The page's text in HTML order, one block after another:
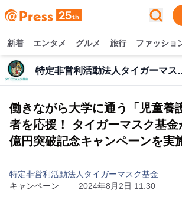
新着 エンタメ グルメ 旅行 ファッショ
特定非営利
働きながら大学に通う「児童養
者を応援！ タイガーマスク基金
億円突破記念キャンペーンを実
特定非営利活動法人タイガーマスク基金
キャンペーン
2024年8月2日 11:30